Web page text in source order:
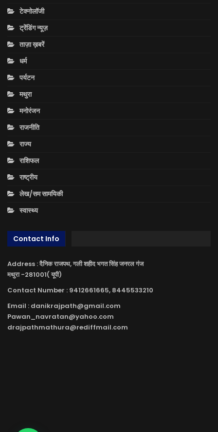
टेक्नोलॉजी
ट्रेंडिंग न्यूज़
ताज़ा ख़बरें
धर्म
पर्यटन
मथुरा
मनोरंजन
राजनीति
राज्य
राशिफल
राष्ट्रीय
लेख/सम सामयिकी
स्वास्थ्य
Contact Info
Address : दैनिक राजपथ, गली शहीद भगत सिंह जनरल गंज
मथुरा -281001( यूपी)
Contact Number : 9412661665, 8445533210
Email : danikrajpath@gmail.com
Pawan_navratan@yahoo.com
drajpathmathura@rediffmail.com